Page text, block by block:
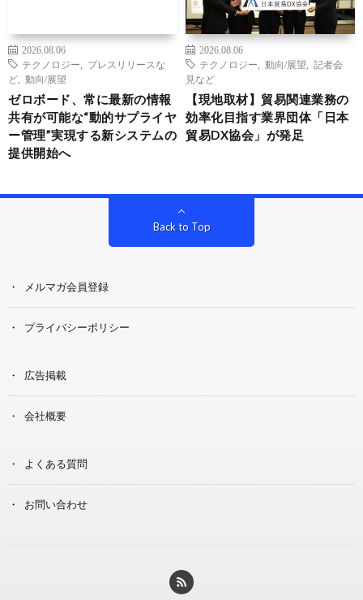
2026.08.06
テクノロジー
プレスリリースな
ど
動向/展望
ゼロボード、常に最新の情報
共有が可能な“動的サプライヤ
ー管理”実現する新システムの
提供開始へ
2026.08.06
テクノロジー
動向/展望
記者会
見など
【現地取材】貿易関連業務の
効率化目指す業界団体「日本
貿易DX協会」が発足
Back to Top
メルマガ会員登録
プライバシーポリシー
広告掲載
会社概要
よくある質問
お問い合わせ